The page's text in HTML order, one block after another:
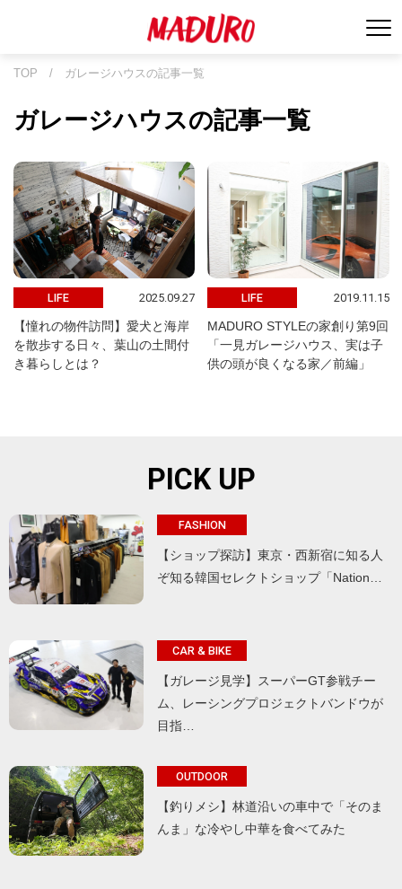
TOP / ガレージハウスの記事一覧
ガレージハウスの記事一覧
LIFE 2025.09.27
【憧れの物件訪問】愛犬と海岸
を散歩する日々、葉山の土間付
き暮らしとは？
LIFE 2019.11.15
MADURO STYLEの家創り第9回
「一見ガレージハウス、実は子
供の頭が良くなる家／前編」
PICK UP
FASHION
【ショップ探訪】東京・西新宿に知る人
ぞ知る韓国セレクトショップ「Nation…
CAR & BIKE
【ガレージ見学】スーパーGT参戦チー
ム、レーシングプロジェクトバンドウが
目指…
OUTDOOR
【釣りメシ】林道沿いの車中で「そのま
んま」な冷やし中華を食べてみた